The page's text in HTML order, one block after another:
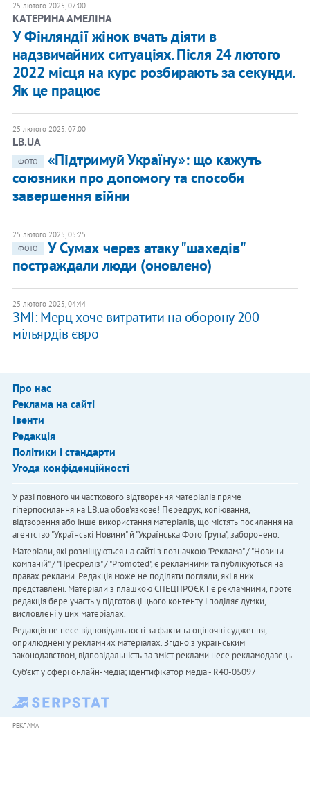
25 лютого 2025, 07:00
КАТЕРИНА АМЕЛІНА
У Фінляндії жінок вчать діяти в
надзвичайних ситуаціях. Після 24 лютого
2022 місця на курс розбирають за секунди.
Як це працює
25 лютого 2025, 07:00
LB.UA
ФОТО
«Підтримуй Україну»: що кажуть
союзники про допомогу та способи
завершення війни
25 лютого 2025, 05:25
ФОТО
У Сумах через атаку "шахедів"
постраждали люди (оновлено)
25 лютого 2025, 04:44
ЗМІ: Мерц хоче витратити на оборону 200
мільярдів євро
Про нас
Реклама на сайті
Івенти
Редакція
Політики і стандарти
Угода конфіденційності
У разі повного чи часткового відтворення матеріалів пряме
гіперпосилання на LB.ua обов'язкове! Передрук, копіювання,
відтворення або інше використання матеріалів, що містять посилання на
агентство "Українськi Новини" й "Українська Фото Група", заборонено.
Матеріали, які розміщуються на сайті з позначкою "Реклама" / "Новини
компаній" / "Пресреліз" / "Promoted", є рекламними та публікуються на
правах реклами. Редакція може не поділяти погляди, які в них
представлені. Матеріали з плашкою СПЕЦПРОЄКТ є рекламними, проте
редакція бере участь у підготовці цього контенту і поділяє думки,
висловлені у цих матеріалах.
Редакція не несе відповідальності за факти та оціночні судження,
оприлюднені у рекламних матеріалах. Згідно з українським
законодавством, відповідальність за зміст реклами несе рекламодавець.
Cуб'єкт у сфері онлайн-медіа; ідентифікатор медіа - R40-05097
РЕКЛАМА